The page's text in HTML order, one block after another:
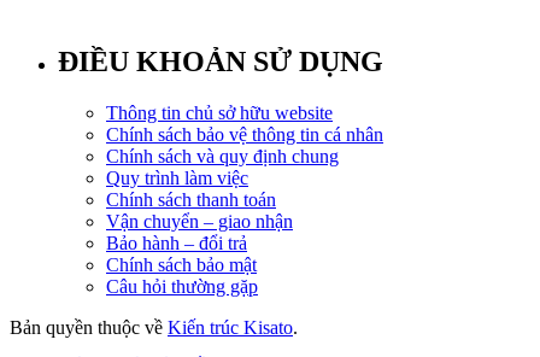
ĐIỀU KHOẢN SỬ DỤNG
Thông tin chủ sở hữu website
Chính sách bảo vệ thông tin cá nhân
Chính sách và quy định chung
Quy trình làm việc
Chính sách thanh toán
Vận chuyển – giao nhận
Bảo hành – đổi trả
Chính sách bảo mật
Câu hỏi thường gặp
Bản quyền thuộc về Kiến trúc Kisato.